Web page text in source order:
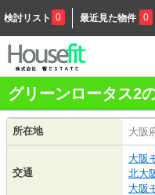
検討リスト 0 最近見た物件 0
グリーンロータス2
所在地 大阪
交通
大阪
北大
大阪